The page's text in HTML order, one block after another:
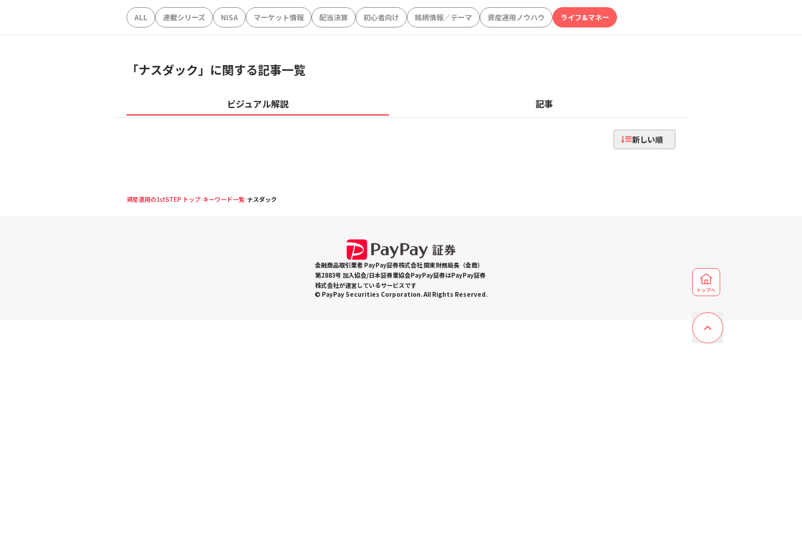
ALL 連載シリーズ NISA マーケット情報 配当決算 初心者向け 銘柄情報／テーマ 資産運用ノウハウ ライフ&マネー
「ナスダック」に関する記事一覧
ビジュアル解説 記事
新しい順
資産運用の1stSTEP トップ キーワード一覧 ナスダック
金融商品取引業者 PayPay証券株式会社 関東財務局長（金商）
第2883号 加入協会/日本証券業協会PayPay証券はPayPay証券
株式会社が運営しているサービスです
© PayPay Securities Corporation. All Rights Reserved.